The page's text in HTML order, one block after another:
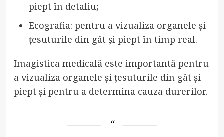
piept în detaliu;
Ecografia: pentru a vizualiza organele și
țesuturile din gât și piept în timp real.
Imagistica medicală este importantă pentru
a vizualiza organele și țesuturile din gât și
piept și pentru a determina cauza durerilor.